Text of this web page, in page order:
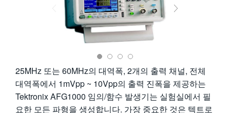
繁體中文
25MHz 또는 60MHz의 대역폭, 2개의 출력 채널, 전체
대역폭에서 1mVpp ~ 10Vpp의 출력 진폭을 제공하는
Tektronix AFG1000 임의/함수 발생기는 실험실에서 필
요한 모든 파형을 생성합니다. 가장 중요한 것은 텍트로